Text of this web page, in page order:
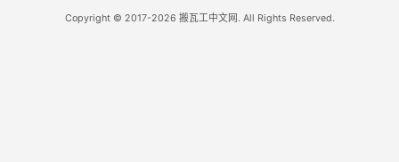
Copyright © 2017-2026 搬瓦工中文网. All Rights Reserved.